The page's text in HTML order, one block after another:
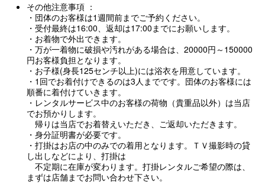
その他注意事項 ：
・団体のお客様は1週間前までご予約ください。
・受付最終は16:00、返却は17:00までにお願いします。
・お着物で外出できます。
・万が一着物に破損や汚れがある場合は、20000円～150000
円お客様負担となります。
・お子様(身長125センチ以上)には浴衣を用意しています。
・1回でお着付けできるのは3人までです。団体のお客様には
順番に着付けていきます。
・レンタルサービス中のお客様の荷物（貴重品以外）は当店
でお預かりします。
帰りは当店でお着替えいただき、ご返却いただきます。
・身分証明書が必要です。
・打掛はお店の中のみでの着用となります。ＴＶ撮影時の貸
し出しなどにより、打掛は
不定期に在庫が変わります。打掛レンタルご希望の際は、
まずは店舗までお問い合わせ下さい。